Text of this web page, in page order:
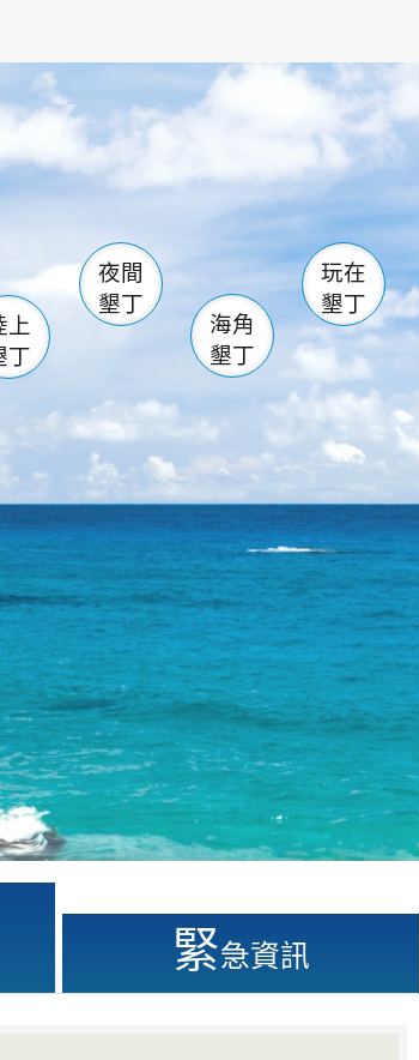
南仁湖
滿州 佳樂水
森林遊樂區
墾管處遊客中心
社頂公園 風吹沙
船帆石 龍磐公園
香蕉灣 龍坑
鵝鑾鼻
上
丁
夜間
墾丁
海角
墾丁
玩在
墾丁
緊急資訊